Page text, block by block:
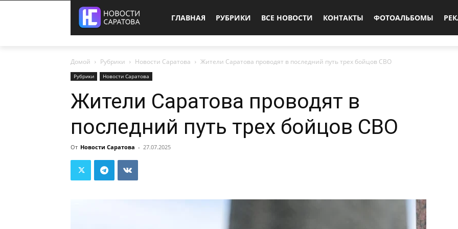
ГЛАВНАЯ РУБРИКИ ВСЕ НОВОСТИ КОНТАКТЫ ФОТОАЛЬБОМЫ
Домой Рубрики Новости Саратова Жители Саратова проводят в последний путь трех бойцов СВО
Рубрики Новости Саратова
Жители Саратова проводят в
последний путь трех бойцов СВО
От Новости Саратова - 27.07.2025